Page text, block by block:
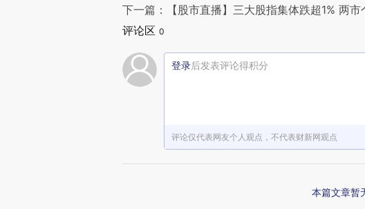
下一篇：【股市直播】三大股指集体跌超1% 两
评论区 0
登录后发表评论得积分
评论仅代表网友个人观点，不代表财新网观点
本篇文章暂